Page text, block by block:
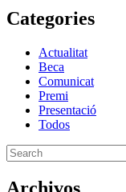
Categories
Actualitat
Beca
Comunicat
Premi
Presentació
Todos